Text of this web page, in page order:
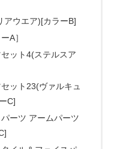
アウエア)[カラーB]
A］
ット4(ステルスア
ット23(ヴァルキュ
C]
ーツ アームパーツ